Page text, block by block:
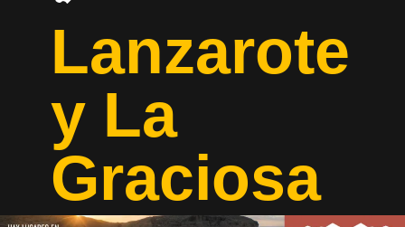
Lanzarote
y La
Graciosa